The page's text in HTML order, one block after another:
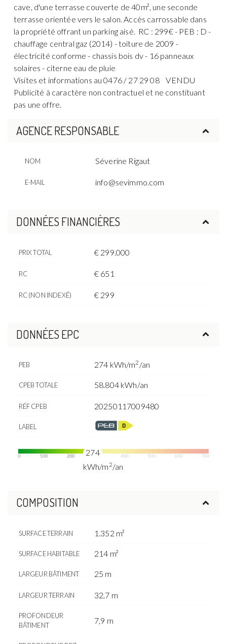
cave, d'une terrasse couverte de 40m², une seconde
terrasse orientée vers le salon. Accès carrossable dans
la propriété offrant un parking aisé. RC : 299€ - PEB : D -
chauffage central gaz (2014) - toiture de 2009 -
électricité conforme - chassis bois dv - 16 panneaux
solaires - citerne eau de pluie
Visites et informations au 0476 / 27 29 08 VENDU
Publicité à caractère non contractuel et ne constituant
pas une offre.
AGENCE RESPONSABLE
NOM Séverine Rigaut
E-MAIL info@sevimmo.com
DONNÉES FINANCIÈRES
PRIX TOTAL € 299.000
RC € 651
RC (NON INDEXÉ) € 299
DONNÉES EPC
PEB 274 kWh/m2 /an
CPEB TOTALE 58.804 kWh/an
RÉF CPEB 20250117009480
LABEL
274
kWh/m2/an
COMPOSITION
SURFACE TERRAIN 1.352 m²
SURFACE HABITABLE 214 m²
LARGEUR BÂTIMENT 25 m
LARGEUR TERRAIN 32,7 m
PROFONDEUR
BÂTIMENT
7,9 m